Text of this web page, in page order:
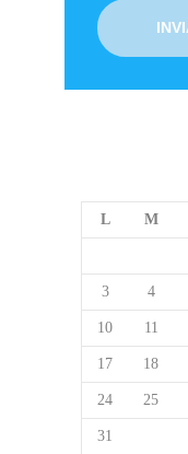
L
M
3 4
10 11
17 18
24 25
31